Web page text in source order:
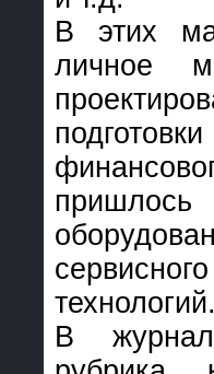
В этих
личное
технологий.
В